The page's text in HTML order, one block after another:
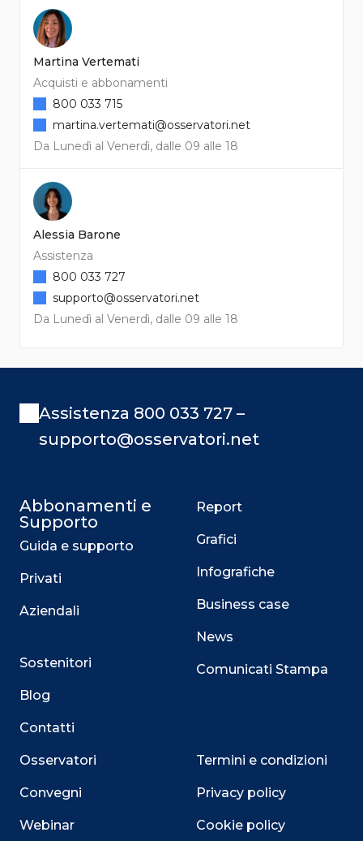
Martina Vertemati
Acquisti e abbonamenti
Da Lunedì al Venerdì, dalle 09 alle 18
800 033 715
martina.vertemati@osservatori.net
Alessia Barone
Assistenza
Da Lunedì al Venerdì, dalle 09 alle 18
800 033 727
supporto@osservatori.net
Assistenza 800 033 727 –
supporto@osservatori.net
Abbonamenti e
Supporto
Guida e supporto
Privati
Aziendali
Sostenitori
Blog
Contatti
Osservatori
Convegni
Webinar
Report
Grafici
Infografiche
Business case
News
Comunicati Stampa
Termini e condizioni
Privacy policy
Cookie policy